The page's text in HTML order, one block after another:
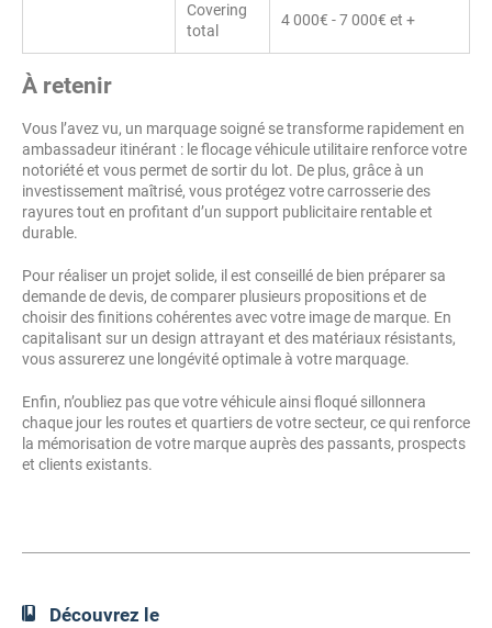
Covering
total
4 000€ - 7 000€ et +
À retenir
Vous l’avez vu, un marquage soigné se transforme rapidement en
ambassadeur itinérant : le flocage véhicule utilitaire renforce votre
notoriété et vous permet de sortir du lot. De plus, grâce à un
investissement maîtrisé, vous protégez votre carrosserie des
rayures tout en profitant d’un support publicitaire rentable et
durable.
Pour réaliser un projet solide, il est conseillé de bien préparer sa
demande de devis, de comparer plusieurs propositions et de
choisir des finitions cohérentes avec votre image de marque. En
capitalisant sur un design attrayant et des matériaux résistants,
vous assurerez une longévité optimale à votre marquage.
Enfin, n’oubliez pas que votre véhicule ainsi floqué sillonnera
chaque jour les routes et quartiers de votre secteur, ce qui renforce
la mémorisation de votre marque auprès des passants, prospects
et clients existants.
Découvrez le